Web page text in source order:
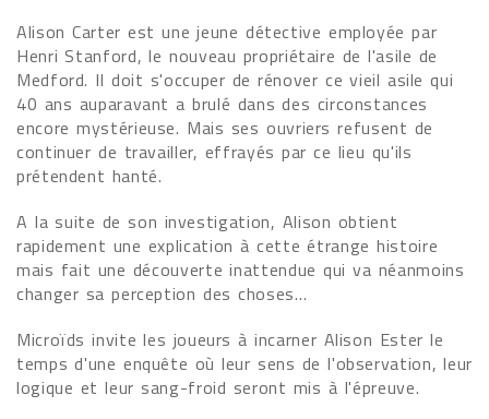
Alison Carter est une jeune détective employée par
Henri Stanford, le nouveau propriétaire de l'asile de
Medford. Il doit s'occuper de rénover ce vieil asile qui
40 ans auparavant a brulé dans des circonstances
encore mystérieuse. Mais ses ouvriers refusent de
continuer de travailler, effrayés par ce lieu qu'ils
prétendent hanté.
A la suite de son investigation, Alison obtient
rapidement une explication à cette étrange histoire
mais fait une découverte inattendue qui va néanmoins
changer sa perception des choses…
Microïds invite les joueurs à incarner Alison Ester le
temps d'une enquête où leur sens de l'observation, leur
logique et leur sang-froid seront mis à l'épreuve.